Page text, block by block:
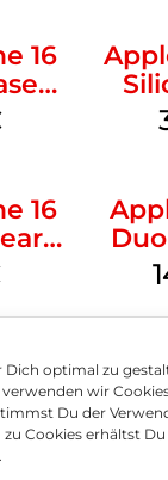
Dich optimal zu
wir
Du der
Cookies erhältst
16
16